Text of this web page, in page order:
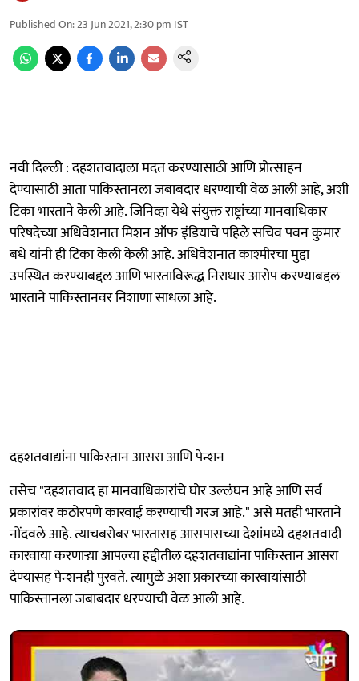
Published On:23 Jun 2021, 2:30 pm IST
नवी दिल्ली : दहशतवादाला मदत करण्यासाठी आणि प्रोत्साहन
देण्यासाठी आता पाकिस्तानला जबाबदार धरण्याची वेळ आली आहे, अशी
टिका भारताने केली आहे. जिनिव्हा येथे संयुक्त राष्ट्रांच्या मानवाधिकार
परिषदेच्या अधिवेशनात मिशन ऑफ इंडियाचे पहिले सचिव पवन कुमार
बधे यांनी ही टिका केली केली आहे. अधिवेशनात काश्मीरचा मुद्दा
उपस्थित करण्याबद्दल आणि भारताविरूद्ध निराधार आरोप करण्याबद्दल
भारताने पाकिस्तानवर निशाणा साधला आहे.
दहशतवाद्यांना पाकिस्तान आसरा आणि पेन्शन
तसेच "दहशतवाद हा मानवाधिकारांचे घोर उल्लंघन आहे आणि सर्व
प्रकारांवर कठोरपणे कारवाई करण्याची गरज आहे." असे मतही भारताने
नोंदवले आहे. त्याचबरोबर भारतासह आसपासच्या देशांमध्ये दहशतवादी
कारवाया करणाऱ्य़ा आपल्या हद्दीतील दहशतवाद्यांना पाकिस्तान आसरा
देण्यासह पेन्शनही पुरवते. त्यामुळे अशा प्रकारच्या कारवायांसाठी
पाकिस्तानला जबाबदार धरण्याची वेळ आली आहे.